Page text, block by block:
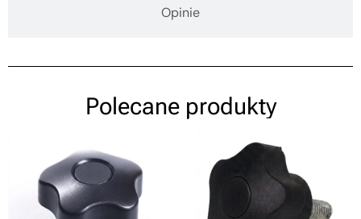
Opinie
Polecane produkty